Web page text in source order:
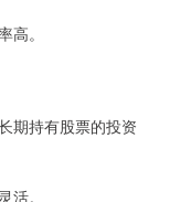
高。
期持有股票的投资
。